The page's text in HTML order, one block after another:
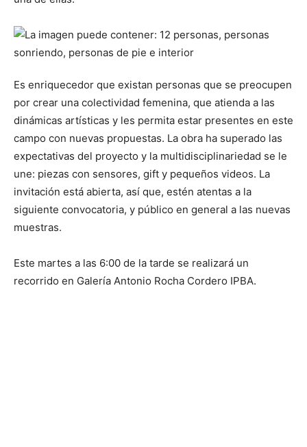
Es enriquecedor que existan personas que se preocupen
por crear una colectividad femenina, que atienda a las
dinámicas artísticas y les permita estar presentes en este
campo con nuevas propuestas. La obra ha superado las
expectativas del proyecto y la multidisciplinariedad se le
une: piezas con sensores, gift y pequeños videos. La
invitación está abierta, así que, estén atentas a la
siguiente convocatoria, y público en general a las nuevas
muestras.
Este martes a las 6:00 de la tarde se realizará un
recorrido en Galería Antonio Rocha Cordero IPBA.